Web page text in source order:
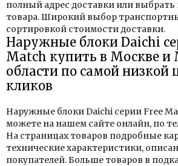
полный адрес доставки или
товара. Широкий выбор
сортировкой стоимости доставки.
Наружные блоки Daichi
Match купить в Москве и
области по самой низкой
кликов
Наружные блоки Daichi серии Free
можете на нашем сайте онлайн, по
На страницах товаров подробные
технические характеристики,
покупателей. Больше товаров в